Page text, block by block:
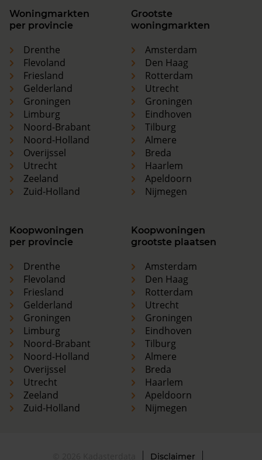
Woningmarkten
per provincie
Drenthe
Flevoland
Friesland
Gelderland
Groningen
Limburg
Noord-Brabant
Noord-Holland
Overijssel
Utrecht
Zeeland
Zuid-Holland
Grootste
woningmarkten
Amsterdam
Den Haag
Rotterdam
Utrecht
Groningen
Eindhoven
Tilburg
Almere
Breda
Haarlem
Apeldoorn
Nijmegen
Koopwoningen
per provincie
Drenthe
Flevoland
Friesland
Gelderland
Groningen
Limburg
Noord-Brabant
Noord-Holland
Overijssel
Utrecht
Zeeland
Zuid-Holland
Koopwoningen
grootste plaatsen
Amsterdam
Den Haag
Rotterdam
Utrecht
Groningen
Eindhoven
Tilburg
Almere
Breda
Haarlem
Apeldoorn
Nijmegen
Disclaimer